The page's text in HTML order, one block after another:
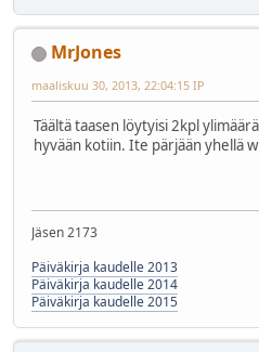
MrJones
maaliskuu 30, 2013, 22:04:15 IP
Täältä taasen löytyisi 2kpl
hyvään kotiin. Ite pärjään yhellä
Jäsen 2173
Päiväkirja kaudelle 2013
Päiväkirja kaudelle 2014
Päiväkirja kaudelle 2015